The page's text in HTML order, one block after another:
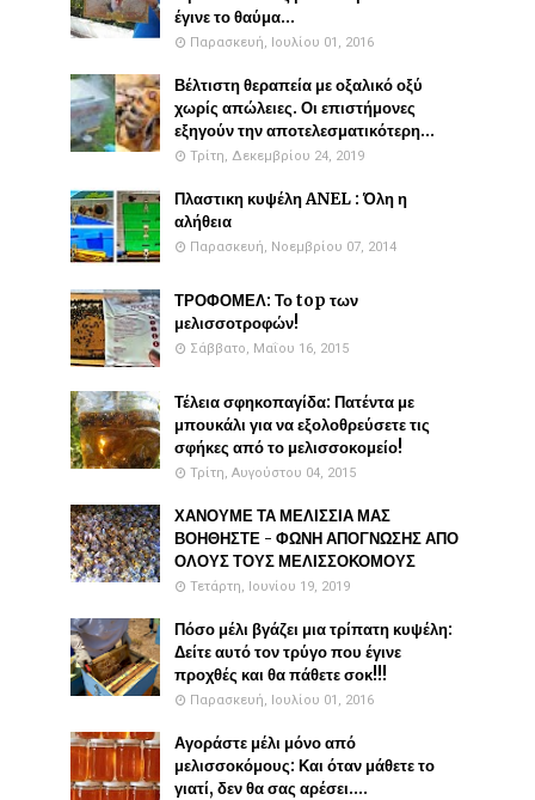
έγινε το θαύμα...
Παρασκευή, Ιουλίου 01, 2016
Βέλτιστη θεραπεία με οξαλικό οξύ
χωρίς απώλειες. Οι επιστήμονες
εξηγούν την αποτελεσματικότερη...
Τρίτη, Δεκεμβρίου 24, 2019
Πλαστικη κυψέλη ANEL : Όλη η
αλήθεια
Παρασκευή, Νοεμβρίου 07, 2014
ΤΡΟΦΟΜΕΛ: Το top των
μελισσοτροφών!
Σάββατο, Μαΐου 16, 2015
Τέλεια σφηκοπαγίδα: Πατέντα με
μπουκάλι για να εξολοθρεύσετε τις
σφήκες από το μελισσοκομείο!
Τρίτη, Αυγούστου 04, 2015
ΧΑΝΟΥΜΕ ΤΑ ΜΕΛΙΣΣΙΑ ΜΑΣ
ΒΟΗΘΗΣΤΕ - ΦΩΝΗ ΑΠΟΓΝΩΣΗΣ ΑΠΟ
ΟΛΟΥΣ ΤΟΥΣ ΜΕΛΙΣΣΟΚΟΜΟΥΣ
Τετάρτη, Ιουνίου 19, 2019
Πόσο μέλι βγάζει μια τρίπατη κυψέλη:
Δείτε αυτό τον τρύγο που έγινε
προχθές και θα πάθετε σοκ!!!
Παρασκευή, Ιουλίου 01, 2016
Αγοράστε μέλι μόνο από
μελισσοκόμους: Και όταν μάθετε το
γιατί, δεν θα σας αρέσει....